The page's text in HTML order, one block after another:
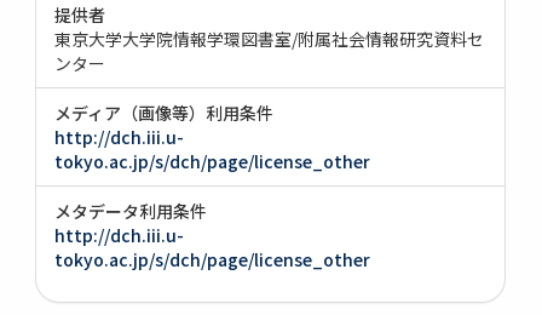
提供者
東京大学大学院情報学環図書室/附属社会情報研究資料セ
ンター
メディア（画像等）利用条件
http://dch.iii.u-
tokyo.ac.jp/s/dch/page/license_other
メタデータ利用条件
http://dch.iii.u-
tokyo.ac.jp/s/dch/page/license_other